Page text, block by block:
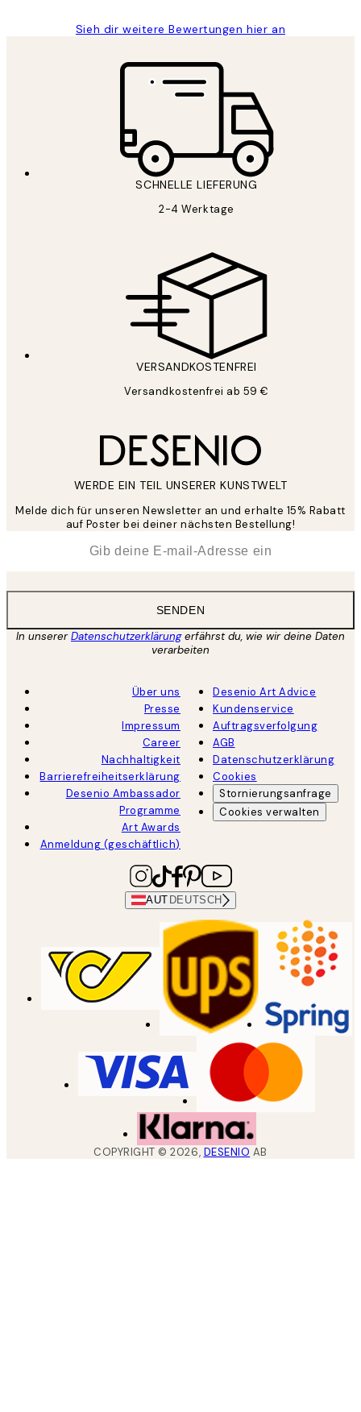
Sieh dir weitere Bewertungen hier an
SCHNELLE LIEFERUNG
2-4 Werktage
VERSANDKOSTENFREI
Versandkostenfrei ab 59 €
WERDE EIN TEIL UNSERER KUNSTWELT
Melde dich für unseren Newsletter an und erhalte 15% Rabatt
auf Poster bei deiner nächsten Bestellung!
SENDEN
In unsererDatenschutzerklärungerfährst du, wie wir deine Daten
verarbeiten
Über uns
Presse
Impressum
Career
Nachhaltigkeit
Barrierefreiheitserklärung
Desenio Ambassador
Programme
Art Awards
Anmeldung (geschäftlich)
Desenio Art Advice
Kundenservice
Auftragsverfolgung
AGB
Datenschutzerklärung
Cookies
Stornierungsanfrage
Cookies verwalten
AUT DEUTSCH
COPYRIGHT ©2026, DESENIO AB